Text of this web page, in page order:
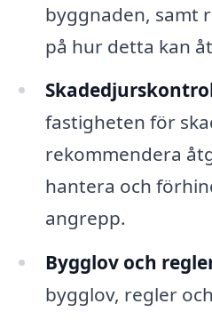
byggnaden, samt
på hur detta kan
fastigheten för
rekommendera
hantera och
angrepp.
Bygglov och
bygglov, regler